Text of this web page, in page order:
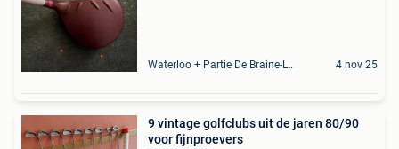
Waterloo + Partie De Braine-L'Alleud, De Ohain 4 nov 25
9 vintage golfclubs uit de jaren 80/90
voor fijnproevers